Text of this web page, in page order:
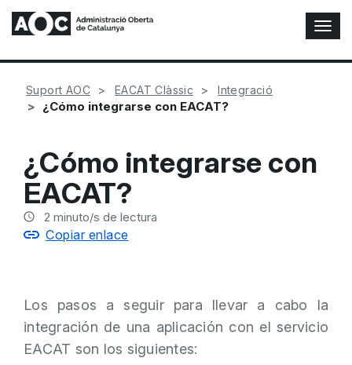
A
l
t
n
Suport AOC EACAT Clàssic Integració
¿Cómo integrarse con EACAT?
¿Cómo integrarse con
EACAT?
2 minuto/s de lectura
Copiar enlace
Los pasos a seguir para llevar a cabo la
integración de una aplicación con el servicio
EACAT son los siguientes: